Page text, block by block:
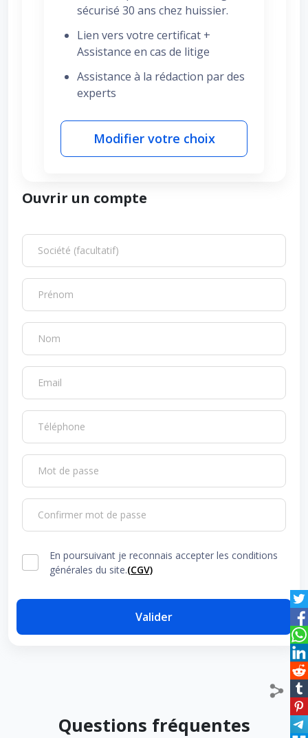
sécurisé 30 ans chez huissier.
Lien vers votre certificat +
Assistance en cas de litige
Assistance à la rédaction par des
experts
Modifier votre choix
Ouvrir un compte
Société (facultatif)
Prénom
Nom
Email
Téléphone
Mot de passe
Confirmer mot de passe
En poursuivant je reconnais accepter les conditions
générales du site.(CGV)
Valider
Questions fréquentes